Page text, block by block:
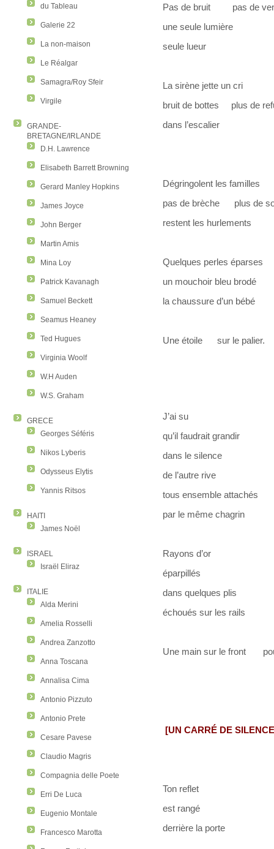
du Tableau
Galerie 22
La non-maison
Le Réalgar
Samagra/Roy Sfeir
Virgile
GRANDE-
BRETAGNE/IRLANDE
D.H. Lawrence
Elisabeth Barrett Browning
Gerard Manley Hopkins
James Joyce
John Berger
Martin Amis
Mina Loy
Patrick Kavanagh
Samuel Beckett
Seamus Heaney
Ted Hugues
Virginia Woolf
W.H Auden
W.S. Graham
GRECE
Georges Séféris
Nikos Lyberis
Odysseus Elytis
Yannis Ritsos
HAITI
James Noël
ISRAEL
Israël Eliraz
ITALIE
Alda Merini
Amelia Rosselli
Andrea Zanzotto
Anna Toscana
Annalisa Cima
Antonio Pizzuto
Antonio Prete
Cesare Pavese
Claudio Magris
Compagnia delle Poete
Erri De Luca
Eugenio Montale
Francesco Marotta
Pas de bruit pas de
une seule lumière
seule lueur
La sirène jette un cri
bruit de bottes plus de
dans l’escalier
Dégringolent les familles
pas de brèche plus de
restent les hurlements
Quelques perles éparses
un mouchoir bleu brodé
la chaussure d’un bébé
Une étoile sur le palier.
J’ai su
qu’il faudrait grandir
dans le silence
de l’autre rive
tous ensemble attachés
par le même chagrin
Rayons d’or
éparpillés
dans quelques plis
échoués sur les rails
Une main sur le front
[UN CARRÉ DE
Ton reflet
est rangé
derrière la porte